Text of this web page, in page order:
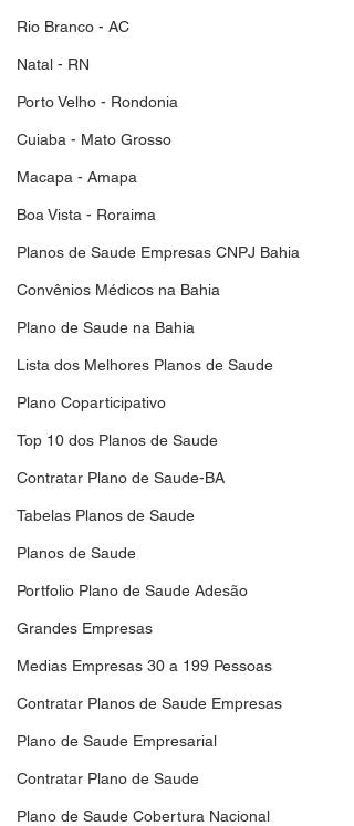
Rio Branco - AC
Natal - RN
Porto Velho - Rondonia
Cuiaba - Mato Grosso
Macapa - Amapa
Boa Vista - Roraima
Planos de Saude Empresas CNPJ Bahia
Convênios Médicos na Bahia
Plano de Saude na Bahia
Lista dos Melhores Planos de Saude
Plano Coparticipativo
Top 10 dos Planos de Saude
Contratar Plano de Saude-BA
Tabelas Planos de Saude
Planos de Saude
Portfolio Plano de Saude Adesão
Grandes Empresas
Medias Empresas 30 a 199 Pessoas
Contratar Planos de Saude Empresas
Plano de Saude Empresarial
Contratar Plano de Saude
Plano de Saude Cobertura Nacional